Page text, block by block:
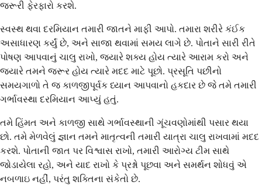
જરૂરી ફેરફારો કરશે.
સ્વસ્થ થવા દરમિયાન તમારી જાતને માફી આપો. તમારા શરીરે કંઈક
અસાધારણ કર્યું છે, અને સાજા થવામાં સમય લાગે છે. પોતાને સારી રીતે
પોષણ આપવાનું ચાલુ રાખો, જ્યારે શક્ય હોય ત્યારે આરામ કરો અને
જ્યારે તમને જરૂર હોય ત્યારે મદદ માટે પૂછો. પ્રસૂતિ પછીનો
સમયગાળો તે જ કાળજીપૂર્વક ધ્યાન આપવાનો હકદાર છે જે તમે તમારી
ગર્ભાવસ્થા દરમિયાન આપ્યું હતું.
તમે હિંમત અને કાળજી સાથે ગર્ભાવસ્થાની ગૂંચવણોમાંથી પસાર થયા
છો. તમે મેળવેલું જ્ઞાન તમને માતૃત્વની તમારી યાત્રા ચાલુ રાખવામાં મદદ
કરશે. પોતાની જાત પર વિશ્વાસ રાખો, તમારી આરોગ્ય ટીમ સાથે
જોડાયેલા રહો, અને યાદ રાખો કે પ્રશ્નો પૂછવા અને સમર્થન શોધવું એ
નબળાઇ નહીં, પરંતુ શક્તિના સંકેતો છે.